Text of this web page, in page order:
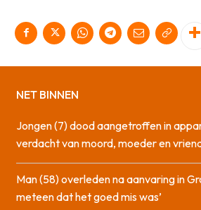
NET BINNEN
Jongen (7) dood aangetroffen in
verdacht van moord, moeder en
Man (58) overleden na aanvaring in
meteen dat het goed mis was’